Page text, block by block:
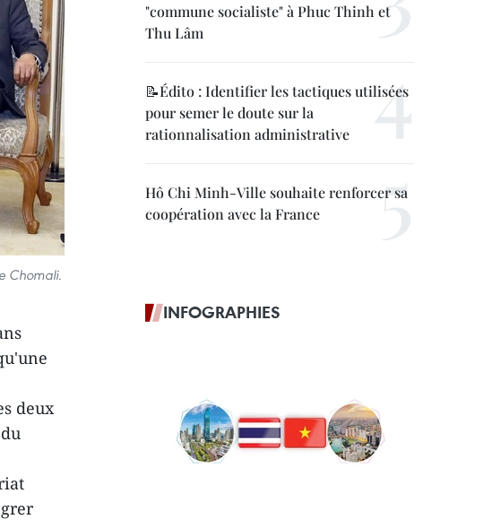
Chomali.
deux
"commune socialiste" à Phuc Thinh et
Thu Lâm
📝Édito : Identifier les tactiques utilisées
pour semer le doute sur la
rationnalisation administrative
Hô Chi Minh-Ville souhaite renforcer sa
coopération avec la France
INFOGRAPHIES